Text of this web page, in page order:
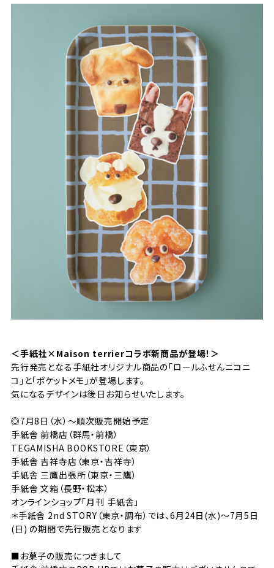
＜手紙社×Maison terrierコラボ新商品が登場！＞
先行発売となる手紙社オリジナル商品の「ロールふせんニコニ
コ」と「ポケットメモ」が登場します。
気になるデザインは後日お知らせいたします。
◎7月8日（水）〜順次販売開始予定
手紙舎 前橋店（群馬・前橋）
TEGAMISHA BOOKSTORE（東京）
手紙舎 吉祥寺店（東京・吉祥寺）
手紙舎 三鷹出張所（東京・三鷹）
手紙舎 文箱（長野・松本）
オンラインショップ「月刊 手紙舎」
＊手紙舎 2nd STORY（東京・調布）では、6月24日(水)〜7月5日
(日) の期間で先行販売となります
■お菓子の販売につきまして